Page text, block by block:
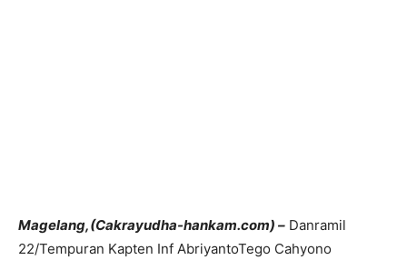
Magelang,(Cakrayudha-hankam.com) – Danramil
22/Tempuran Kapten Inf AbriyantoTego Cahyono